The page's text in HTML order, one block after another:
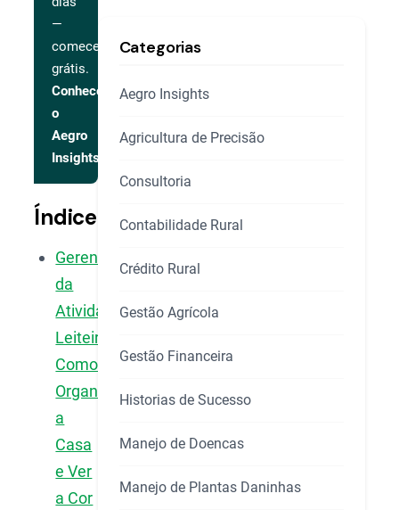
—
comece
grátis.
Conhecer
o
Aegro
Insights
Índice
Gerenciamento
da
Atividade
Leiteira:
Como
Organizar
a
Casa
e Ver
a Cor
Categorias
Aegro Insights
Agricultura de Precisão
Consultoria
Contabilidade Rural
Crédito Rural
Gestão Agrícola
Gestão Financeira
Historias de Sucesso
Manejo de Doencas
Manejo de Plantas Daninhas